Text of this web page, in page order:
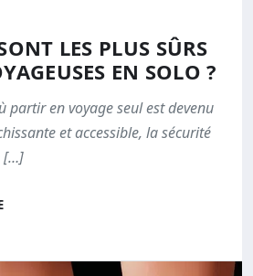
LES PLUS SÛRS
EN SOLO ?
partir en voyage seul est devenu
et accessible, la sécurité
[…]